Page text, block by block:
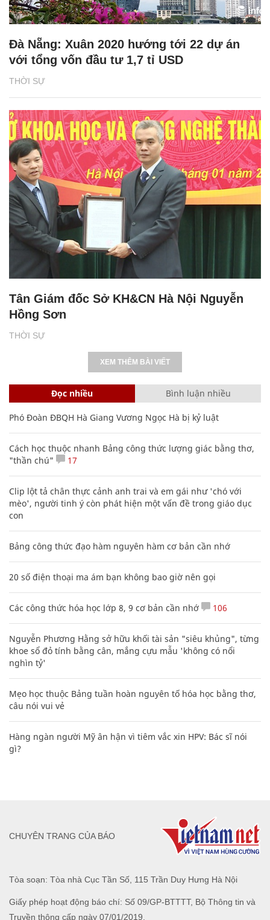
THỜI SỰ
Đà Nẵng: Xuân 2020 hướng tới 22 dự án
với tổng vốn đầu tư 1,7 tỉ USD
THỜI SỰ
Tân Giám đốc Sở KH&CN Hà Nội Nguyễn
Hồng Sơn
XEM THÊM BÀI VIẾT
Đọc nhiều Bình luận nhiều
Phó Đoàn ĐBQH Hà Giang Vương Ngọc Hà bị kỷ luật
Cách học thuộc nhanh Bảng công thức lượng giác bằng thơ,
"thần chú"
17
Clip lột tả chân thực cảnh anh trai và em gái như 'chó với
mèo', người tinh ý còn phát hiện một vấn đề trong giáo dục
con
Bảng công thức đạo hàm nguyên hàm cơ bản cần nhớ
20 số điện thoại ma ám bạn không bao giờ nên gọi
Các công thức hóa học lớp 8, 9 cơ bản cần nhớ 106
Nguyễn Phương Hằng sở hữu khối tài sản "siêu khủng", từng
khoe sổ đỏ tính bằng cân, mắng cựu mẫu 'không có nổi
nghìn tỷ'
Mẹo học thuộc Bảng tuần hoàn nguyên tố hóa học bằng thơ,
câu nói vui vẻ
Hàng ngàn người Mỹ ân hận vì tiêm vắc xin HPV: Bác sĩ nói
gì?
Tòa soạn: Tòa nhà Cục Tần Số, 115 Trần Duy Hưng Hà Nội
Giấy phép hoạt động báo chí: Số 09/GP-BTTTT, Bộ Thông tin và
Truyền thông cấp ngày 07/01/2019.
CHUYÊN TRANG CỦA BÁO